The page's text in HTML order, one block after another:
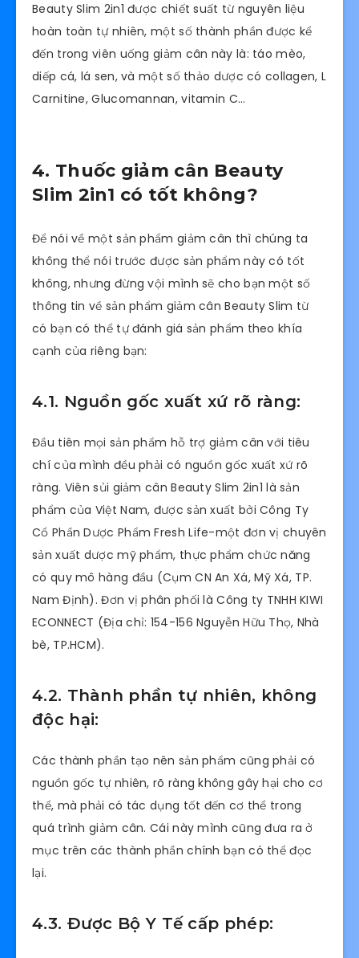
Beauty Slim 2in1 được chiết suất từ nguyên liệu
hoàn toàn tự nhiên, một số thành phần được kể
đến trong viên uống giảm cân này là: táo mèo,
diếp cá, lá sen, và một số thảo dược có collagen, L
Carnitine, Glucomannan, vitamin C…
4. Thuốc giảm cân Beauty
Slim 2in1 có tốt không?
Để nói về một sản phẩm giảm cân thì chúng ta
không thể nói trước được sản phẩm này có tốt
không, nhưng đừng vội mình sẽ cho bạn một số
thông tin về sản phẩm giảm cân Beauty Slim từ
có bạn có thể tự đánh giá sản phẩm theo khía
cạnh của riêng bạn:
4.1. Nguồn gốc xuất xứ rõ ràng:
Đầu tiên mọi sản phẩm hỗ trợ giảm cân với tiêu
chí của mình đều phải có nguồn gốc xuất xứ rõ
ràng. Viên sủi giảm cân Beauty Slim 2in1 là sản
phẩm của Việt Nam, được sản xuất bởi Công Ty
Cổ Phần Dược Phẩm Fresh Life-một đơn vị chuyên
sản xuất dược mỹ phẩm, thực phẩm chức năng
có quy mô hàng đầu (Cụm CN An Xá, Mỹ Xá, TP.
Nam Định). Đơn vị phân phối là Công ty TNHH KIWI
ECONNECT (Địa chỉ: 154-156 Nguyễn Hữu Thọ, Nhà
bè, TP.HCM).
4.2. Thành phần tự nhiên, không
độc hại:
Các thành phần tạo nên sản phẩm cũng phải có
nguồn gốc tự nhiên, rõ ràng không gây hại cho cơ
thể, mà phải có tác dụng tốt đến cơ thể trong
quá trình giảm cân. Cái này mình cũng đưa ra ở
mục trên các thành phần chính bạn có thể đọc
lại.
4.3. Được Bộ Y Tế cấp phép: